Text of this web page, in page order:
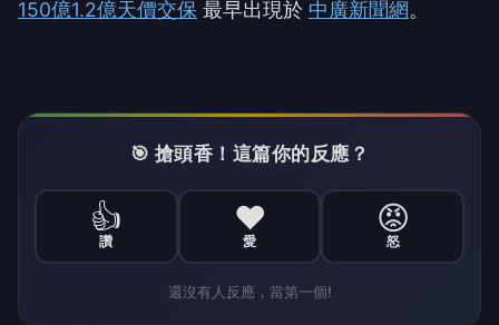
150億1.2億天價交保 最早出現於 中廣新聞網。
🎯 搶頭香！這篇你的反應？
👍
讚
❤️
愛
😡
怒
還沒有人反應，當第一個!